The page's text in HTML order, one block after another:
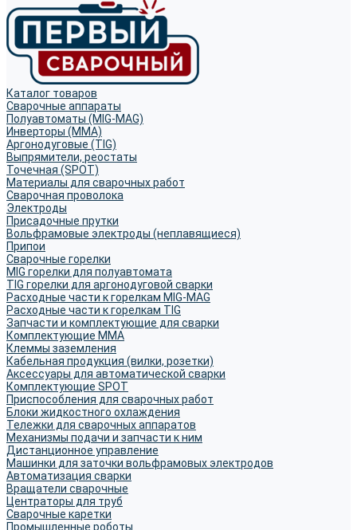
Каталог товаров
Сварочные аппараты
Полуавтоматы (MIG-MAG)
Инверторы (MMA)
Аргонодуговые (TIG)
Выпрямители, реостаты
Точечная (SPOT)
Материалы для сварочных работ
Сварочная проволока
Электроды
Присадочные прутки
Вольфрамовые электроды (неплавящиеся)
Припои
Сварочные горелки
MIG горелки для полуавтомата
TIG горелки для аргонодуговой сварки
Расходные части к горелкам MIG-MAG
Расходные части к горелкам TIG
Запчасти и комплектующие для сварки
Комплектующие ММА
Клеммы заземления
Кабельная продукция (вилки, розетки)
Аксессуары для автоматической сварки
Комплектующие SPOT
Приспособления для сварочных работ
Блоки жидкостного охлаждения
Тележки для сварочных аппаратов
Механизмы подачи и запчасти к ним
Дистанционное управление
Машинки для заточки вольфрамовых электродов
Автоматизация сварки
Вращатели сварочные
Центраторы для труб
Сварочные каретки
Промышленные роботы